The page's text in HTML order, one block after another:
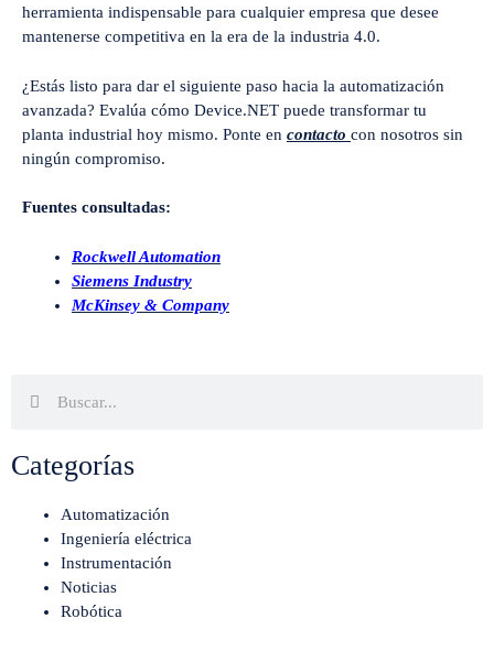
herramienta indispensable para cualquier empresa que desee
mantenerse competitiva en la era de la industria 4.0.
¿Estás listo para dar el siguiente paso hacia la automatización
avanzada? Evalúa cómo Device.NET puede transformar tu
planta industrial hoy mismo. Ponte en contacto con nosotros sin
ningún compromiso.
Fuentes consultadas:
Rockwell Automation
Siemens Industry
McKinsey & Company
Categorías
Automatización
Ingeniería eléctrica
Instrumentación
Noticias
Robótica